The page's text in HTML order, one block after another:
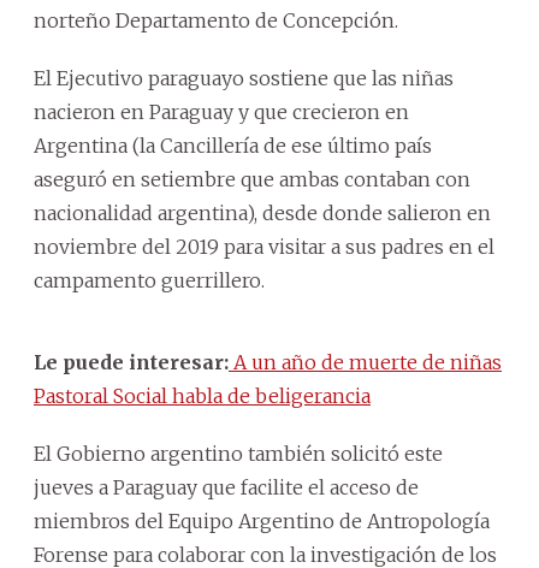
norteño Departamento de Concepción.
El Ejecutivo paraguayo sostiene que las niñas
nacieron en Paraguay y que crecieron en
Argentina (la Cancillería de ese último país
aseguró en setiembre que ambas contaban con
nacionalidad argentina), desde donde salieron en
noviembre del 2019 para visitar a sus padres en el
campamento guerrillero.
Le puede interesar: A un año de muerte de niñas
Pastoral Social habla de beligerancia
El Gobierno argentino también solicitó este
jueves a Paraguay que facilite el acceso de
miembros del Equipo Argentino de Antropología
Forense para colaborar con la investigación de los